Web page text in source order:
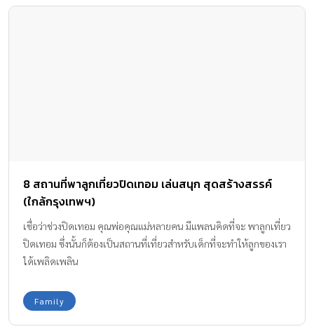
8 สถานที่พาลูกเที่ยวปิดเทอม เล่นสนุก สุดสร้างสรรค์
(ใกล้กรุงเทพฯ)
เชื่อว่าช่วงปิดเทอม คุณพ่อคุณแม่หลายคน มีแพลนคิดที่จะ พาลูกเที่ยว
ปิดเทอม ซึ่งนั้นก็ต้องเป็นสถานที่เที่ยวสำหรับเด็กที่จะทำให้ลูกของเรา
ได้เพลิดเพลิน
Family